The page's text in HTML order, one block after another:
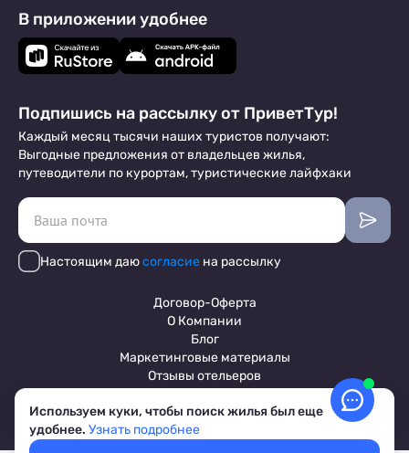
В приложении удобнее
Подпишись на рассылку от ПриветТур!
Каждый месяц тысячи наших туристов получают:
Выгодные предложения от владельцев жилья,
путеводители по курортам, туристические лайфхаки
Настоящим даюсогласие на рассылку
Договор-Оферта
О Компании
Блог
Маркетинговые материалы
Отзывы отельеров
Пользовательское соглашение
Используем куки, чтобы поиск жилья был еще
удобнее. Узнать подробнее